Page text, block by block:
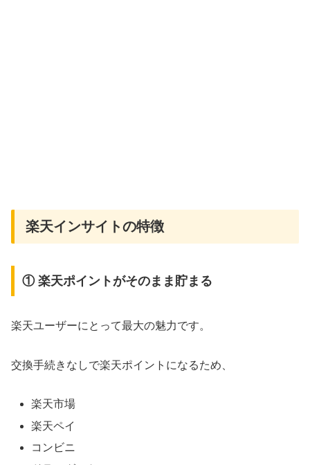
楽天インサイトの特徴
① 楽天ポイントがそのまま貯まる
楽天ユーザーにとって最大の魅力です。
交換手続きなしで楽天ポイントになるため、
楽天市場
楽天ペイ
コンビニ